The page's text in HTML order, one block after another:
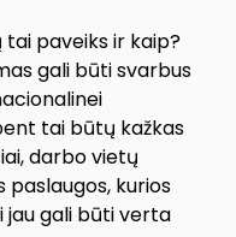
tai paveiks ir kaip?
gali būti svarbus
tai būtų kažkas
darbo vietų
paslaugos, kurios
jau gali būti verta